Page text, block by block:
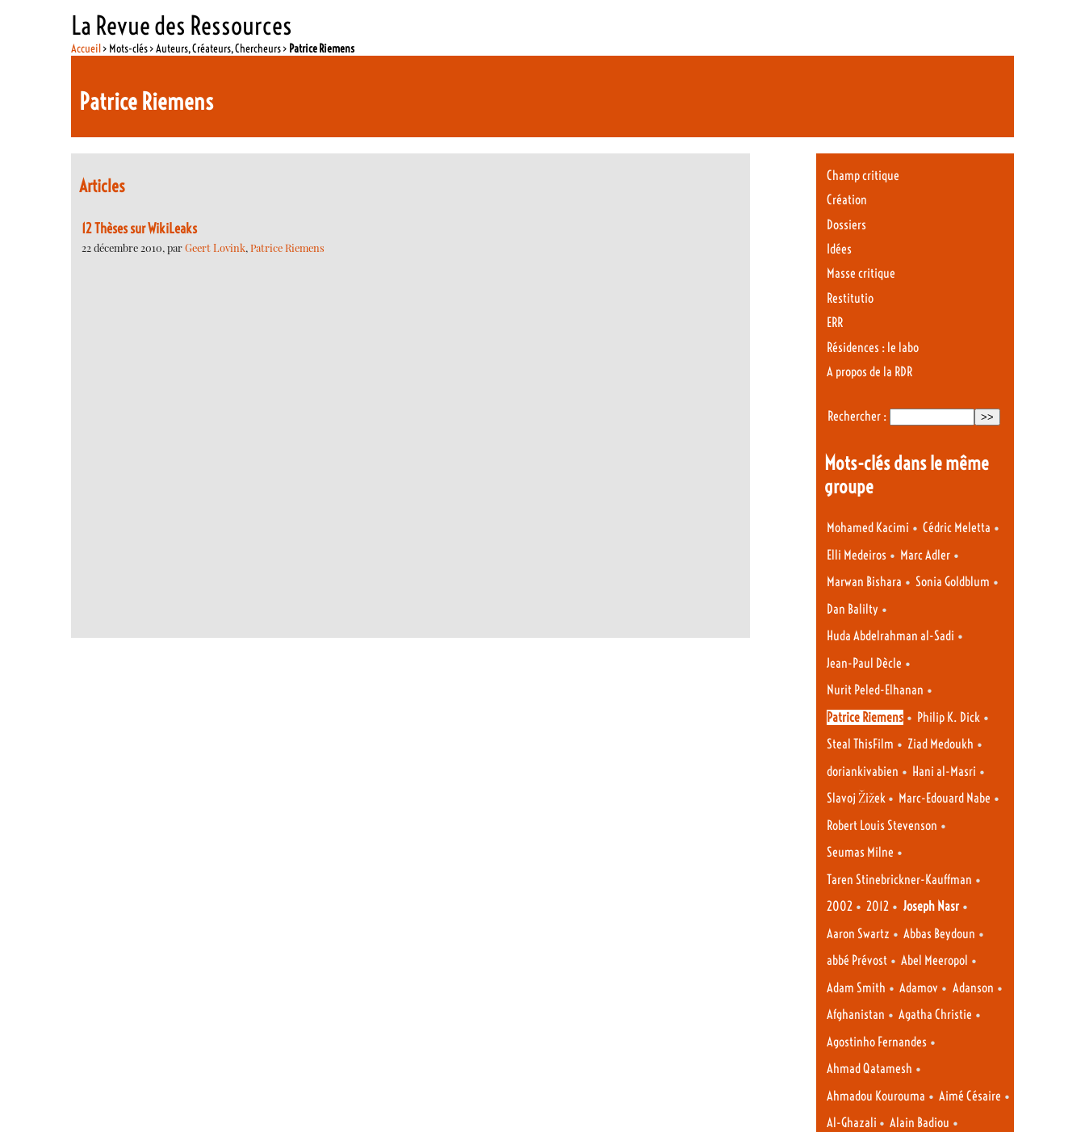
La Revue des Ressources
Accueil> Mots-clés > Auteurs, Créateurs, Chercheurs > Patrice Riemens
Patrice Riemens
Articles
12 Thèses sur WikiLeaks
22 décembre 2010, parGeert Lovink, Patrice Riemens
Champ critique
Création
Dossiers
Idées
Masse critique
Restitutio
ERR
Résidences : le labo
A propos de la RDR
Rechercher :
Mots-clés dans le même
groupe
Mohamed Kacimi • Cédric Meletta •
Elli Medeiros • Marc Adler •
Marwan Bishara • Sonia Goldblum •
Dan Balilty •
Huda Abdelrahman al-Sadi •
Jean-Paul Dècle •
Nurit Peled-Elhanan •
Patrice Riemens • Philip K. Dick •
Steal ThisFilm • Ziad Medoukh •
doriankivabien • Hani al-Masri •
Slavoj Žižek • Marc-Edouard Nabe •
Robert Louis Stevenson •
Seumas Milne •
Taren Stinebrickner-Kauffman •
2002 • 2012 • Joseph Nasr•
Aaron Swartz • Abbas Beydoun •
abbé Prévost • Abel Meeropol •
Adam Smith • Adamov • Adanson •
Afghanistan • Agatha Christie •
Agostinho Fernandes •
Ahmad Qatamesh •
Ahmadou Kourouma • Aimé Césaire •
Al-Ghazali • Alain Badiou •